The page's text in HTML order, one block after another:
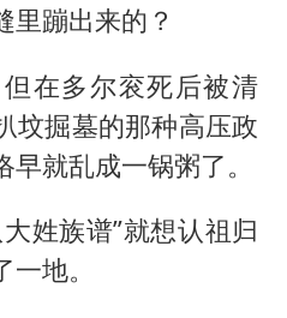
里蹦出来的？
在多尔衮死后被清
坟掘墓的那种高压政
就乱成一锅粥了。
姓族谱”就想认祖归
地。